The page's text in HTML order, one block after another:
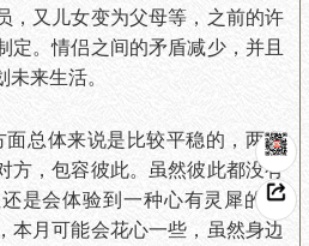
，又儿女变为父母等，之前的许
定。情侣之间的矛盾减少，并且
来生活。
总体来说是比较平稳的，两个
方，包容彼此。虽然彼此都没有
是会体验到一种心有灵犀的感
本月可能会花心一些，虽然身边